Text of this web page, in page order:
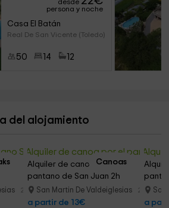
desde
persona y noche
Casa El Batán
Real De San Vicente (Toledo)
50 14 12
del alojamiento
28.0 km
Canoas
Alquiler de canoa por el
pantano de San Juan 2h
San Martin De Valdeiglesias 29.8 km
a partir de 13€
San
a